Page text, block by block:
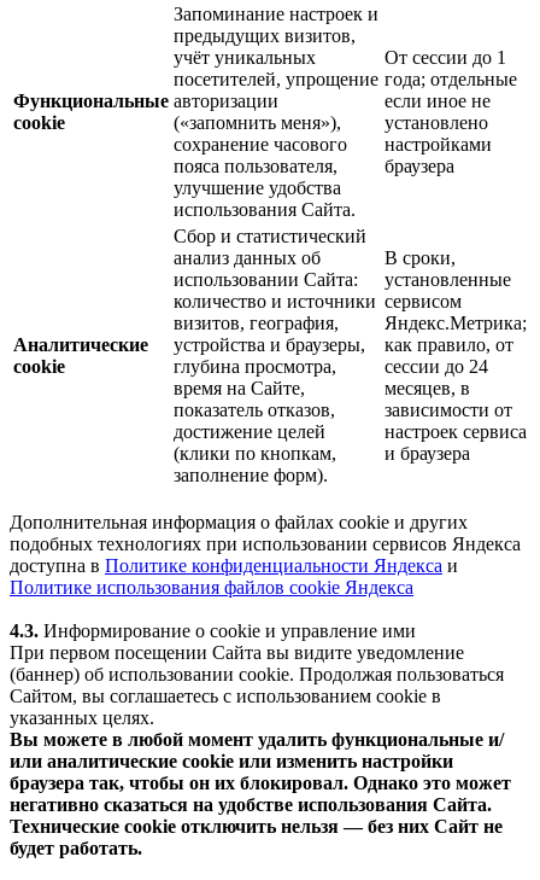
Функциональные
cookie
Запоминание настроек и
предыдущих визитов,
учёт уникальных
посетителей, упрощение
авторизации
(«запомнить меня»),
сохранение часового
пояса пользователя,
улучшение удобства
использования Сайта.
От сессии до 1
года; отдельные
если иное не
установлено
настройками
браузера
Аналитические
cookie
Сбор и статистический
анализ данных об
использовании Сайта:
количество и источники
визитов, география,
устройства и браузеры,
глубина просмотра,
время на Сайте,
показатель отказов,
достижение целей
(клики по кнопкам,
заполнение форм).
В сроки,
установленные
сервисом
Яндекс.Метрика;
как правило, от
сессии до 24
месяцев, в
зависимости от
настроек сервиса
и браузера
Дополнительная информация о файлах cookie и других
подобных технологиях при использовании сервисов Яндекса
доступна в Политике конфиденциальности Яндекса и
Политике использования файлов cookie Яндекса
4.3. Информирование о cookie и управление ими
При первом посещении Сайта вы видите уведомление
(баннер) об использовании cookie. Продолжая пользоваться
Сайтом, вы соглашаетесь с использованием cookie в
указанных целях.
Вы можете в любой момент удалить функциональные и/
или аналитические cookie или изменить настройки
браузера так, чтобы он их блокировал. Однако это может
негативно сказаться на удобстве использования Сайта.
Технические cookie отключить нельзя — без них Сайт не
будет работать.